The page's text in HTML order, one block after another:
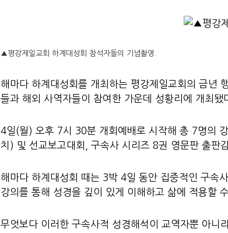
▲평강제일교회 하계대성회 참석자들의 기념촬영.
해마다 하계대성회를 개최하는 평강제일교회의 금년
들과 해외 사역자들이 참여한 가운데 성황리에 개최됐
4일(월) 오후 7시 30분 개회예배로 시작해 총 7명의
치) 및 선교보고대회, 구속사 시리즈 8권 영문판 출판
해마다 하계대성회 때는 3박 4일 동안 집중적인 구속
강의를 통해 성경을 깊이 있게 이해하고 삶에 적용할
무엇보다 이러한 구속사적 성경해석이 교역자뿐 아니